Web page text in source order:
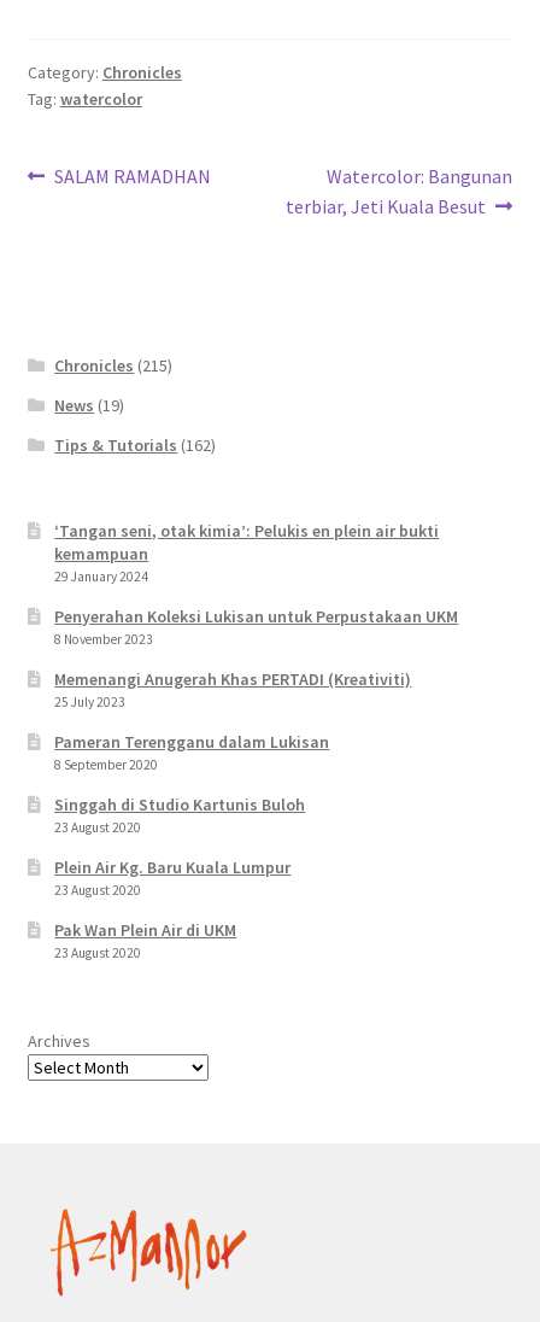
Category: Chronicles
Tag: watercolor
Post
Previous
SALAM RAMADHAN
Next
post:
Watercolor: Bangunan
terbiar, Jeti Kuala Besut
Chronicles (215)
News (19)
Tips & Tutorials (162)
‘Tangan seni, otak kimia’: Pelukis en plein air bukti
kemampuan
29 January 2024
Penyerahan Koleksi Lukisan untuk Perpustakaan UKM
8 November 2023
Memenangi Anugerah Khas PERTADI (Kreativiti)
25 July 2023
Pameran Terengganu dalam Lukisan
8 September 2020
Singgah di Studio Kartunis Buloh
23 August 2020
Plein Air Kg. Baru Kuala Lumpur
23 August 2020
Pak Wan Plein Air di UKM
23 August 2020
Archives